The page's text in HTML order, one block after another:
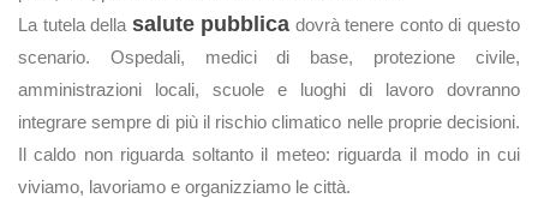
La tutela della salute pubblica dovrà tenere conto di questo
scenario. Ospedali, medici di base, protezione civile,
amministrazioni locali, scuole e luoghi di lavoro dovranno
integrare sempre di più il rischio climatico nelle proprie decisioni.
Il caldo non riguarda soltanto il meteo: riguarda il modo in cui
viviamo, lavoriamo e organizziamo le città.